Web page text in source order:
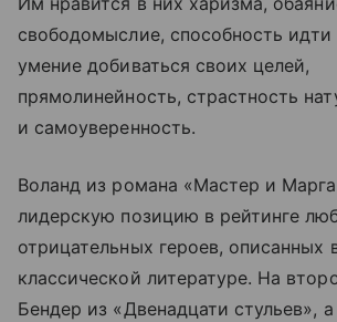
свободомыслие, способность идти
умение добиваться своих целей,
прямолинейность, страстность
и самоуверенность.
Воланд из романа «Мастер и
лидерскую позицию в рейтинге
отрицательных героев, описанных
классической литературе. На
Бендер из «Двенадцати стульев»,